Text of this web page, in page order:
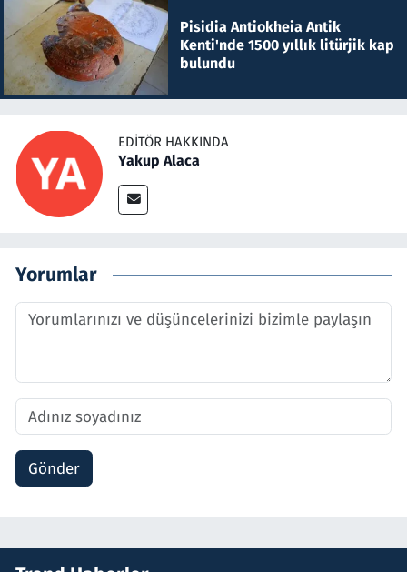
Pisidia Antiokheia Antik
Kenti'nde 1500 yıllık litürjik kap
bulundu
EDITÖR HAKKINDA
Yakup Alaca
Yorumlar
Gönder